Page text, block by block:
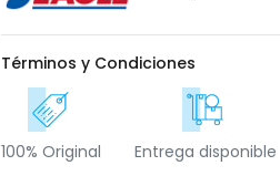
Términos y Condiciones
100% Original Entrega disponible